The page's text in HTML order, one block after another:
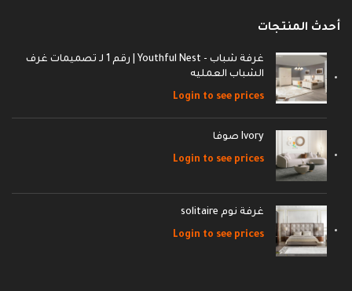
أحدث المنتجات
غرفة شباب - Youthful Nest | رقم 1 لـ تصميمات غرف
الشباب العمليه
Login to see prices
Ivory صوفا
Login to see prices
غرفة نوم solitaire
Login to see prices